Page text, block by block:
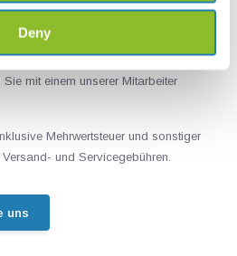
Deny
Sie mit einem unserer Mitarbeiter
Mehrwertsteuer und sonstiger
und Servicegebühren.
uns